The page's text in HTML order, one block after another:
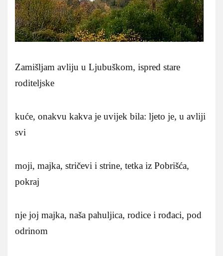
Zamišljam avliju u Ljubuškom, ispred stare
roditeljske
kuće, onakvu kakva je uvijek bila: ljeto je, u avliji
svi
moji, majka, stričevi i strine, tetka iz Pobrišća,
pokraj
nje joj majka, naša pahuljica, rodice i rođaci, pod
odrinom